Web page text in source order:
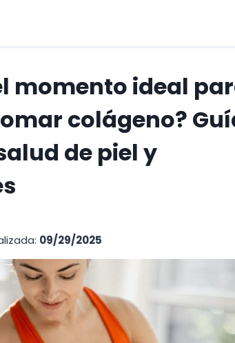
momento ideal
colágeno?
de piel y
09/29/2025